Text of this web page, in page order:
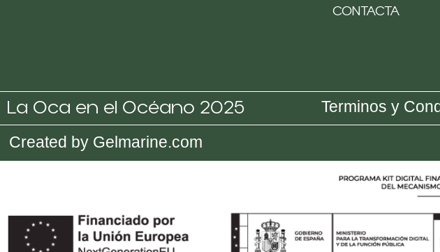
CONTACTA
La Oca en el Océano 2025 Terminos y
Created by Gelmarine.com